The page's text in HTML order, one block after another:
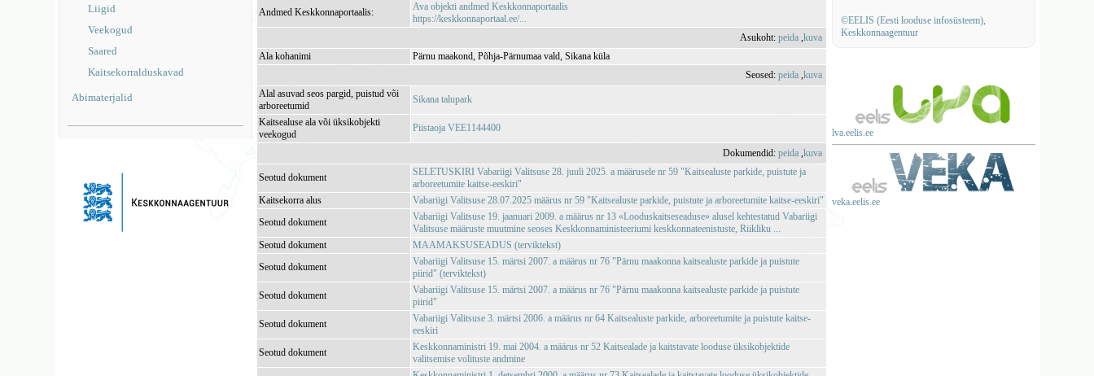
Liigid
Veekogud
Saared
Kaitsekorralduskavad
Abimaterjalid
©EELIS (Eesti looduse infosüsteem),
Keskkonnaagentuur
lva.eelis.ee
veka.eelis.ee
Andmed Keskkonnaportaalis:
Ava objekti andmed Keskkonnaportaalis
https://keskkonnaportaal.ee/...
Asukoht:peida ,kuva
Ala kohanimi
Pärnu maakond, Põhja-Pärnumaa vald, Sikana küla
Seosed:peida ,kuva
Alal asuvad seos pargid, puistud või
arboreetumid
Sikana talupark
Kaitsealuse ala või üksikobjekti
veekogud
Piistaoja VEE1144400
Dokumendid:peida ,kuva
Seotud dokument
SELETUSKIRI Vabariigi Valitsuse 28. juuli 2025. a määrusele nr 59 "Kaitsealuste parkide, puistute ja
arboreetumite kaitse-eeskiri"
Kaitsekorra alus
Vabariigi Valitsuse 28.07.2025 määrus nr 59 "Kaitsealuste parkide, puistute ja arboreetumite kaitse-eeskiri"
Seotud dokument
Vabariigi Valitsuse 19. jaanuari 2009. a määrus nr 13 «Looduskaitseseaduse» alusel kehtestatud Vabariigi
Valitsuse määruste muutmine seoses Keskkonnaministeeriumi keskkonnateenistuste, Riikliku ...
Seotud dokument
MAAMAKSUSEADUS (terviktekst)
Seotud dokument
Vabariigi Valitsuse 15. märtsi 2007. a määrus nr 76 "Pärnu maakonna kaitsealuste parkide ja puistute
piirid" (terviktekst)
Seotud dokument
Vabariigi Valitsuse 15. märtsi 2007. a määrus nr 76 "Pärnu maakonna kaitsealuste parkide ja puistute
piirid"
Seotud dokument
Vabariigi Valitsuse 3. märtsi 2006. a määrus nr 64 Kaitsealuste parkide, arboreetumite ja puistute kaitse-
eeskiri
Seotud dokument
Keskkonnaministri 19. mai 2004. a määrus nr 52 Kaitsealade ja kaitstavate looduse üksikobjektide
valitsemise volituste andmine